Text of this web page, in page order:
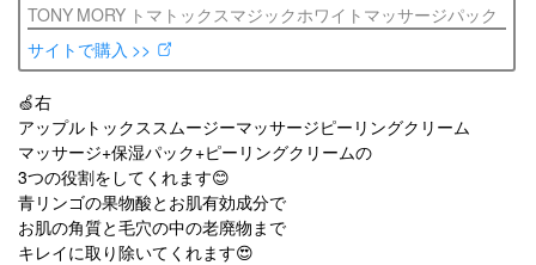
TONY MORY トマトックスマジックホワイトマッサージパック
サイトで購入 >>
🍏右
アップルトックススムージーマッサージピーリングクリーム
マッサージ+保湿パック+ピーリングクリームの
3つの役割をしてくれます😊
青リンゴの果物酸とお肌有効成分で
お肌の角質と毛穴の中の老廃物まで
キレイに取り除いてくれます😍